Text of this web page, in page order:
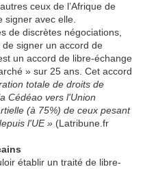
ceux de l’Afrique de
signer avec elle.
de discrètes négociations,
de signer un accord de
un accord de libre-échange
» sur 25 ans. Cet accord
totale de droits de
Cédéao vers l'Union
(à 75%) de ceux pesant
l'UE » (Latribune.fr
établir un traité de libre-